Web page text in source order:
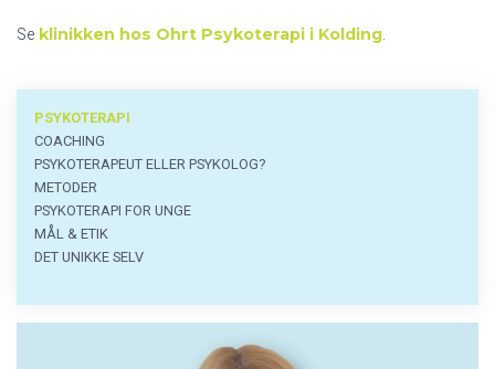
Se klinikken hos Ohrt Psykoterapi i Kolding.
Psykoterapi
menu
PSYKOTERAPI
COACHING
PSYKOTERAPEUT ELLER PSYKOLOG?
METODER
PSYKOTERAPI FOR UNGE
MÅL & ETIK
DET UNIKKE SELV